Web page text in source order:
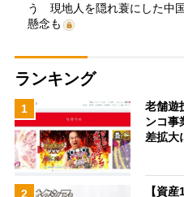
う 現地人を隠れ蓑にした中
懸念も
ランキング
1
老舗遊
ンコ事
差拡
2 【資